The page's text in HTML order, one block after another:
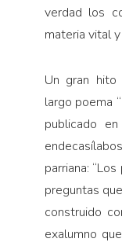
verdad los
materia vital
Un gran
largo poema
publicado
parriana:
preguntas
construido
exalumno